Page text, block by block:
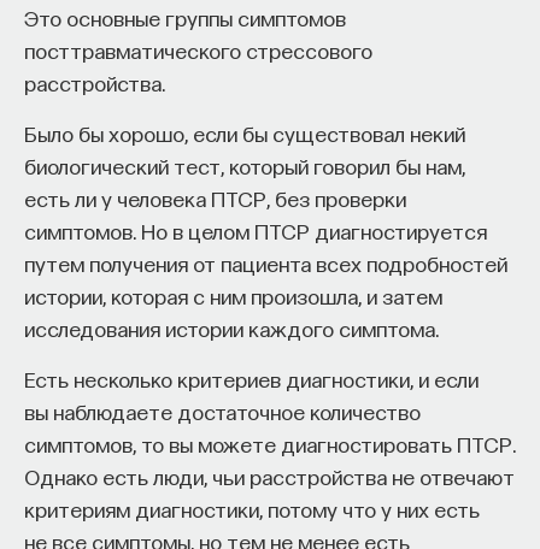
Это основные группы симптомов
посттравматического стрессового
расстройства.
Было бы хорошо, если бы существовал некий
биологический тест, который говорил бы нам,
есть ли у человека ПТСР, без проверки
симптомов. Но в целом ПТСР диагностируется
путем получения от пациента всех подробностей
истории, которая с ним произошла, и затем
исследования истории каждого симптома.
Есть несколько критериев диагностики, и если
вы наблюдаете достаточное количество
симптомов, то вы можете диагностировать ПТСР.
Однако есть люди, чьи расстройства не отвечают
критериям диагностики, потому что у них есть
не все симптомы, но тем не менее есть